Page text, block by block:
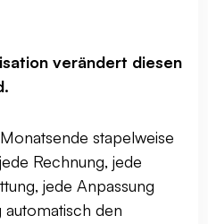
verändert diesen
stapelweise
Rechnung, jede
jede Anpassung
den